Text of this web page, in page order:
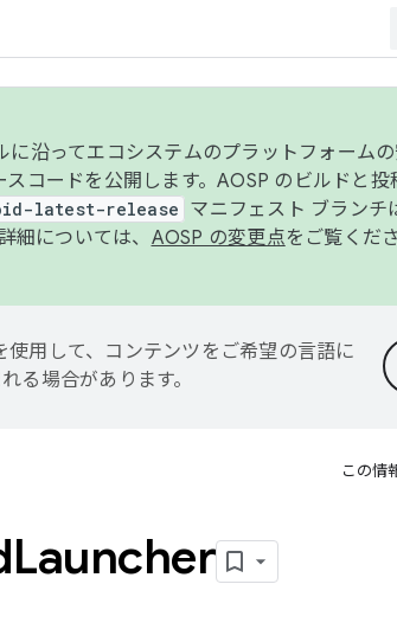
沿ってエコシステムのプラットフォームの
コードを公開します。AOSP のビルドと投
latest-release マニフェスト ブランチ
細については、 AOSP の変更点をご覧くだ
用して、コンテンツをご希望の言語に
る場合があります。
この情
Launcher